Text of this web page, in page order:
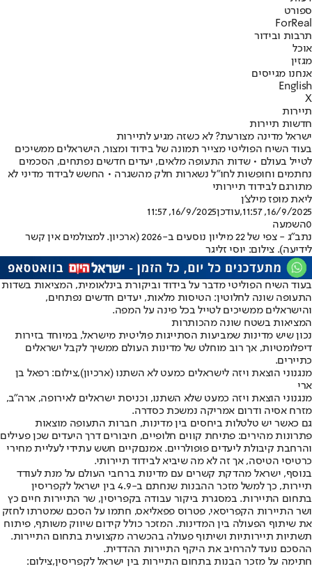
ספורט
ForReal
תרבות ובידור
אוכל
מגזין
אנחנו מגייסים
English
X
תיירות
חדשות תיירות
ישראל מדינה מצורעת? לא כשזה מגיע לתיירות
בעוד השיח הפוליטי מצייר תמונה של בידוד ומצור, הישראלים ממשיכים
לטייל בעולם • שדות התעופה מלאים, יעדים חדשים נפתחים, הסכמים
נחתמים וחופשות לחו"ל נשארות חלק מהשגרה • החשש לבידוד מדיני לא
מתורגם לבידוד תיירותי
ליאת מופז מילצ'ן
16/9/2025, 11:57
,עודכן16/9/2025, 11:57
0השמעה
נתב"ג - צפי של 22 מיליון נוסעים ב-2026 (ארכיון. למצולמים אין קשר
לידיעה). צילום: יוסי זליגר
בעוד השיח הפוליטי מדבר על בידוד וביקורת בינלאומית, המציאות בשדות
התעופה שונה לחלוטין: הטיסות מלאות, יעדים חדשים נפתחים,
והישראלים ממשיכים לטייל בכל פינה על המפה.
המציאות בשטח שונה מהכותרות
נכון שיש מדינות שמביעות הסתייגות פוליטית מישראל, במיוחד בזירות
דיפלומטיות, אך רוב מוחלט של מדינות העולם ממשיך לקבל ישראלים
כתיירים.
מנגנוני הוצאת ויזה לישראלים כמעט לא השתנו (ארכיון),צילום: רפאל בן
ארי
מנגנוני הוצאת ויזה כמעט שלא השתנו, וכניסת ישראלים לאירופה, ארה"ב,
מזרח אסיה ודרום אמריקה נמשכת כסדרה.
גם כאשר יש טלטלות ביחסים בין מדינות, חברות התעופה מוצאות
פתרונות מהירים: פתיחת קווים חלופיים, חיבורים דרך היעדים שכן פעילים
והרחבת קיבולת ליעדים פופולריים. אמנםקיים חשש עתידי לעליית מחירי
כרטיסי הטיסה, אך זה לא מה שיביא לבידוד תיירותי.
בנוסף, ישראל מהדקת קשרים עם מדינות ברחבי העולם על מנת לעודד
תיירות, כך למשל מזכר ההבנות שנחתם ב-4.9 בין ישראל לקפריסין
בתחום התיירות. במסגרת ביקור עבודה בקפריסין, שר התיירות חיים כץ
ושר התיירות הקפריסאי, פטרוס פפאליאס, חתמו על הסכם שמטרתו לחזק
את שיתוף הפעולה בין המדינות. המזכר כולל קידום שיווק משותף, פיתוח
תשתיות תיירותיות ושיתוף פעולה בהכשרה מקצועית בתחום התיירות.
ההסכם נועד להרחיב את היקף התיירות ההדדית.
חתימה על מזכר הבנות בתחום התיירות בין ישראל לקפריסין,צילום: